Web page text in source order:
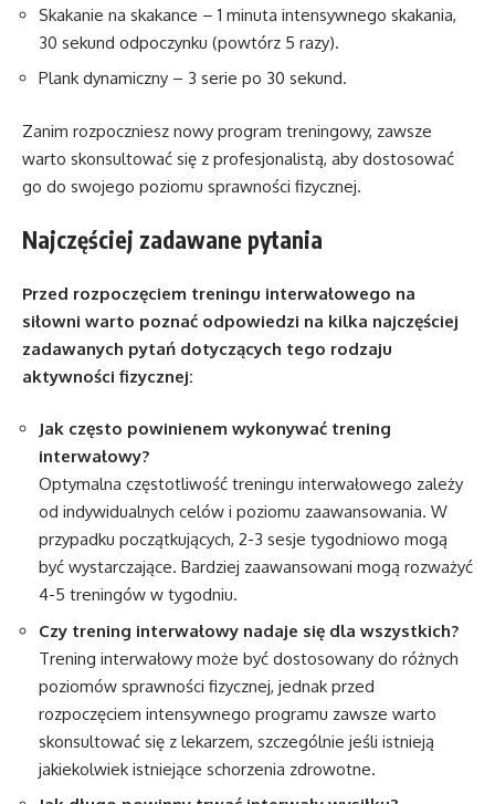
Skakanie na skakance – 1 minuta intensywnego skakania,
30 sekund odpoczynku (powtórz 5 razy).
Plank dynamiczny – 3 serie po 30 sekund.
Zanim rozpoczniesz nowy program treningowy, zawsze
warto skonsultować się z profesjonalistą, aby dostosować
go do swojego poziomu sprawności fizycznej.
Najczęściej zadawane pytania
Przed rozpoczęciem treningu interwałowego na
siłowni warto poznać odpowiedzi na kilka najczęściej
zadawanych pytań dotyczących tego rodzaju
aktywności fizycznej:
Jak często powinienem wykonywać trening
interwałowy?
Optymalna częstotliwość treningu interwałowego zależy
od indywidualnych celów i poziomu zaawansowania. W
przypadku początkujących, 2-3 sesje tygodniowo mogą
być wystarczające. Bardziej zaawansowani mogą rozważyć
4-5 treningów w tygodniu.
Czy trening interwałowy nadaje się dla wszystkich?
Trening interwałowy może być dostosowany do różnych
poziomów sprawności fizycznej, jednak przed
rozpoczęciem intensywnego programu zawsze warto
skonsultować się z lekarzem, szczególnie jeśli istnieją
jakiekolwiek istniejące schorzenia zdrowotne.